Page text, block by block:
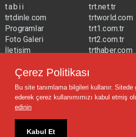
tabii
trtdinle.com
Programlar
Foto Galeri
İletişim
trt.net.tr
trtworld.com
trt1.com.tr
trt2.com.tr
trthaber.com
trtavaz.com.tr
trtmuzik.net.tr
trtcocuk.net.tr
Çerez Politikası
Bu site tanımlama bilgileri kullanır.
ederek çerez kullanımımızı kabul etmiş
edinin
Kabul Et